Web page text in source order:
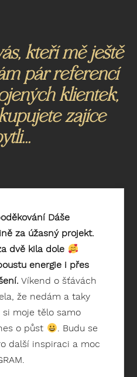
kteří mě ještě
pár referencí
klientek,
zajíce
Dáše
za úžasný projekt.
dvě kila dole
energie i přes
Víkend o šťávách
že nedám a taky
moje tělo samo
o půst
. Budu se
další inspiraci a moc